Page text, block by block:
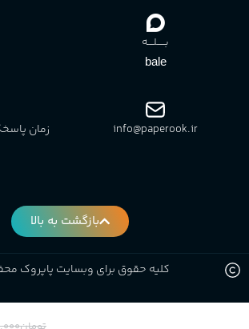
بـــــلــــه
bale
info@paperook.ir زمان
بازگشت به بالا
کلیه حقوق برای وبسایت پاپروک